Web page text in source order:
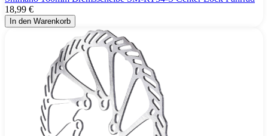
18,99 €
In den Warenkorb